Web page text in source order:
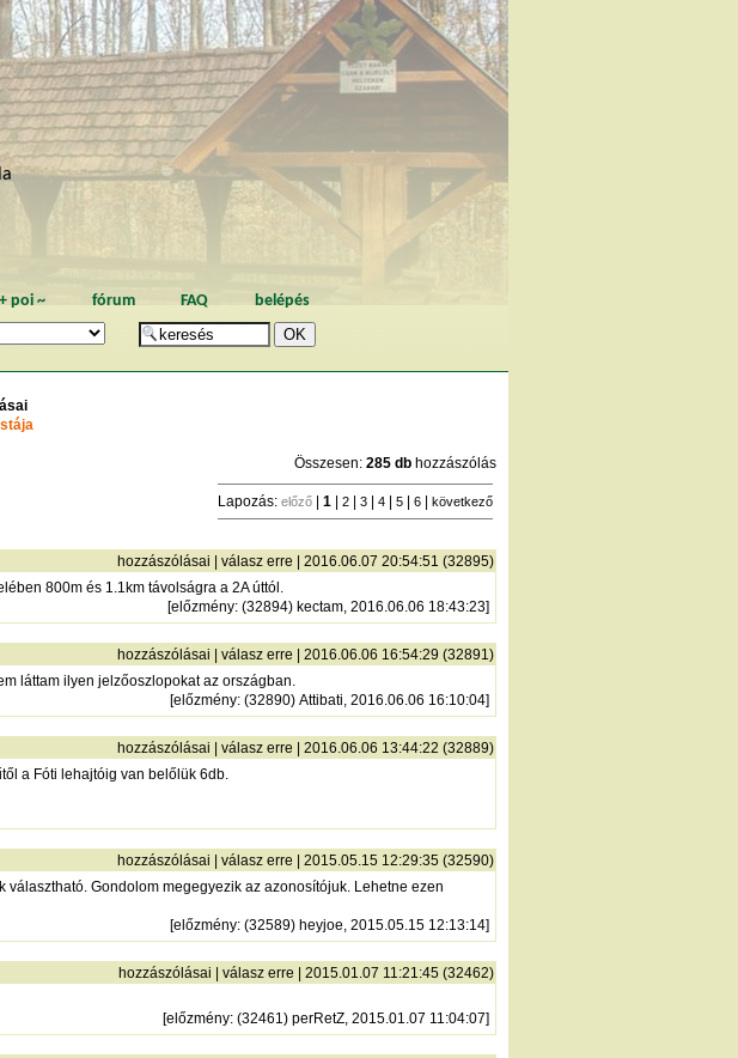
+ poi~ fórum FAQ belépés
Összesen: 285 db hozzászólás
Lapozás: előző 1 2 3 4 5 6 következő
hozzászólásai válasz erre | 2016.06.07 20:54:51 (32895)
800m és 1.1km távolságra a 2A úttól.
[előzmény: (32894) kectam, 2016.06.06 18:43:23]
hozzászólásai válasz erre | 2016.06.06 16:54:29 (32891)
láttam ilyen jelzőoszlopokat az országban.
[előzmény: (32890) Attibati, 2016.06.06 16:10:04]
hozzászólásai válasz erre | 2016.06.06 13:44:22 (32889)
a Fóti lehajtóig van belőlük 6db.
hozzászólásai válasz erre | 2015.05.15 12:29:35 (32590)
Gondolom megegyezik az azonosítójuk. Lehetne ezen
[előzmény: (32589) heyjoe, 2015.05.15 12:13:14]
hozzászólásai válasz erre | 2015.01.07 11:21:45 (32462)
[előzmény: (32461) perRetZ, 2015.01.07 11:04:07]